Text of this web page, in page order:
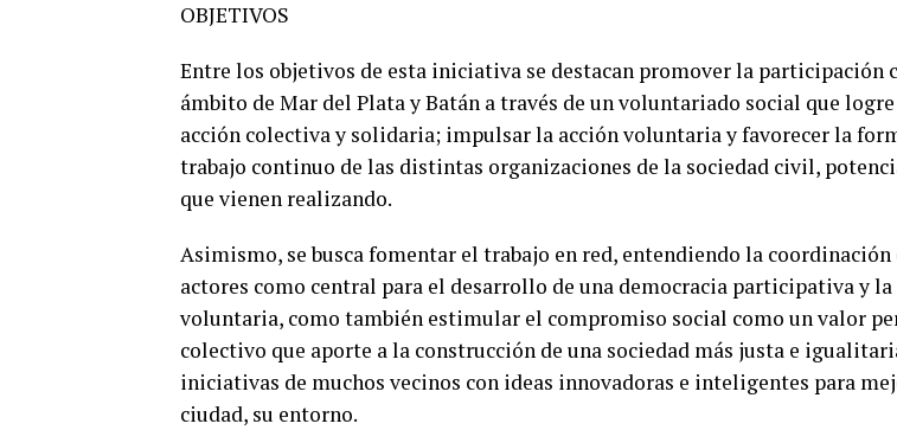
OBJETIVOS
Entre los objetivos de esta iniciativa se destacan promover la participación
ámbito de Mar del Plata y Batán a través de un voluntariado social que
acción colectiva y solidaria; impulsar la acción voluntaria y favorecer la
trabajo continuo de las distintas organizaciones de la sociedad civil,
que vienen realizando.
Asimismo, se busca fomentar el trabajo en red, entendiendo la
actores como central para el desarrollo de una democracia participativa y
voluntaria, como también estimular el compromiso social como un valor
colectivo que aporte a la construcción de una sociedad más justa e
iniciativas de muchos vecinos con ideas innovadoras e inteligentes para
ciudad, su entorno.